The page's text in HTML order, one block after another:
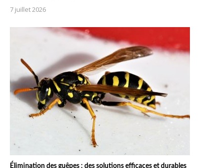
7 juillet 2026
Élimination des guêpes : des solutions efficaces et durables